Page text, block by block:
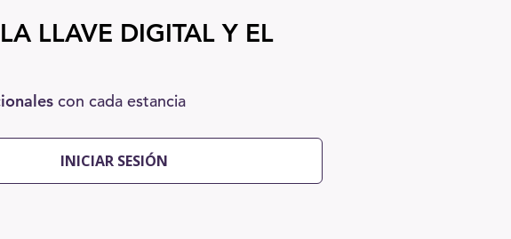
LLAVE DIGITAL Y EL
con cada estancia
INICIAR SESIÓN